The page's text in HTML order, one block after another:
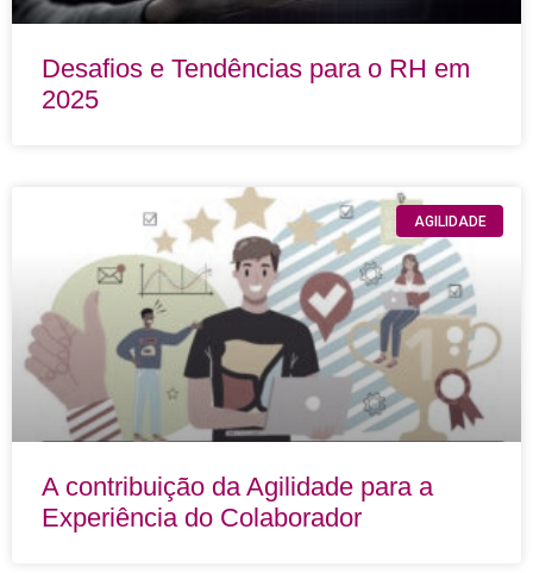
Desafios e Tendências para o RH em
2025
AGILIDADE
A contribuição da Agilidade para a
Experiência do Colaborador